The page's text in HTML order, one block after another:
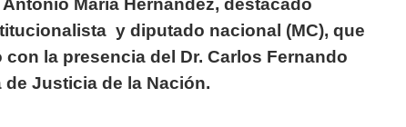
Antonio María Hernández, destacado
y diputado nacional (MC), que
la presencia del Dr. Carlos Fernando
de Justicia de la Nación.